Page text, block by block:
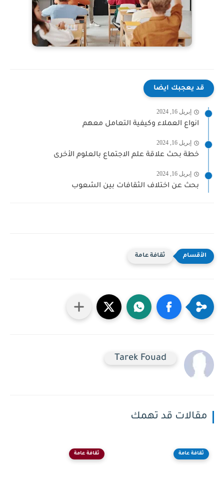
قد يعجبك ايضا
إبريل 16, 2024
انواع العملاء وكيفية التعامل معهم
إبريل 16, 2024
خطة بحث علاقة علم الاجتماع بالعلوم الأخرى
إبريل 16, 2024
بحث عن اختلاف الثقافات بين الشعوب
ثقافة عامة
Tarek Fouad
مقالات قد تهمك
ثقافة عامة ثقافة عامة